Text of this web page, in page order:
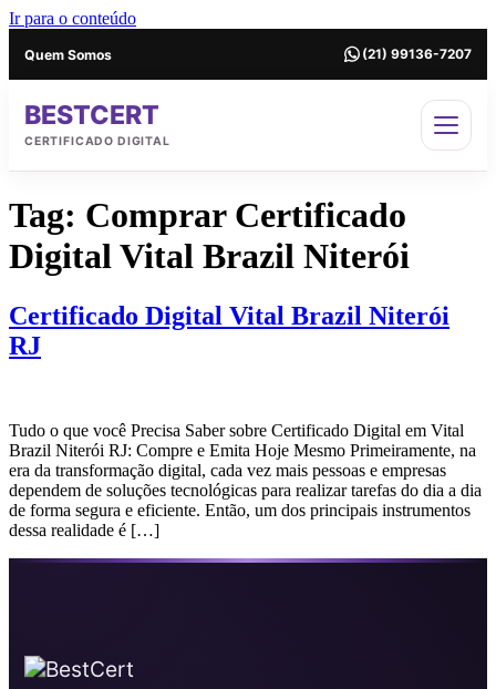
Ir para o conteúdo
Quem Somos (21) 99136-7207
BESTCERT
CERTIFICADO DIGITAL
Tag: Comprar Certificado
Digital Vital Brazil Niterói
Certificado Digital Vital Brazil Niterói
RJ
Tudo o que você Precisa Saber sobre Certificado Digital em Vital
Brazil Niterói RJ: Compre e Emita Hoje Mesmo Primeiramente, na
era da transformação digital, cada vez mais pessoas e empresas
dependem de soluções tecnológicas para realizar tarefas do dia a dia
de forma segura e eficiente. Então, um dos principais instrumentos
dessa realidade é […]